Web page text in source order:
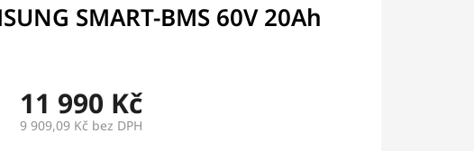
SMART-BMS 60V 20Ah
11 990 Kč
9 909,09 Kč bez DPH